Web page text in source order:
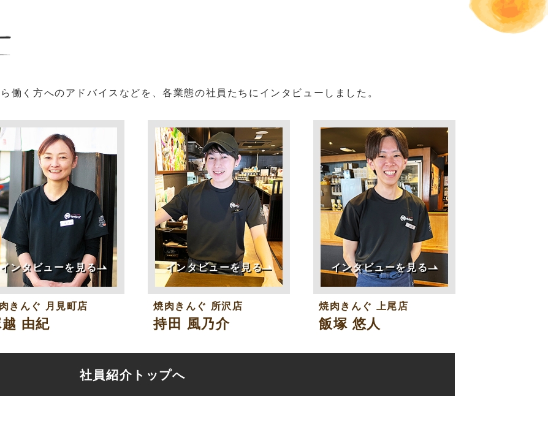
働く方へのアドバイスなどを、各業態の社員たちにインタビューしました。
インタビューを見る
きんぐ 月見町店
由紀
インタビューを見る
焼肉きんぐ 所沢店
持田 風乃介
インタビューを見る
焼肉きんぐ 上尾店
飯塚 悠人
社員紹介トップへ